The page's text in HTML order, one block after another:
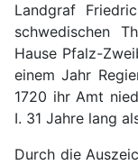
Landgraf
schwedischen
Hause Pfalz-
einem Jahr
1720 ihr Amt
I. 31 Jahre lang
Durch die